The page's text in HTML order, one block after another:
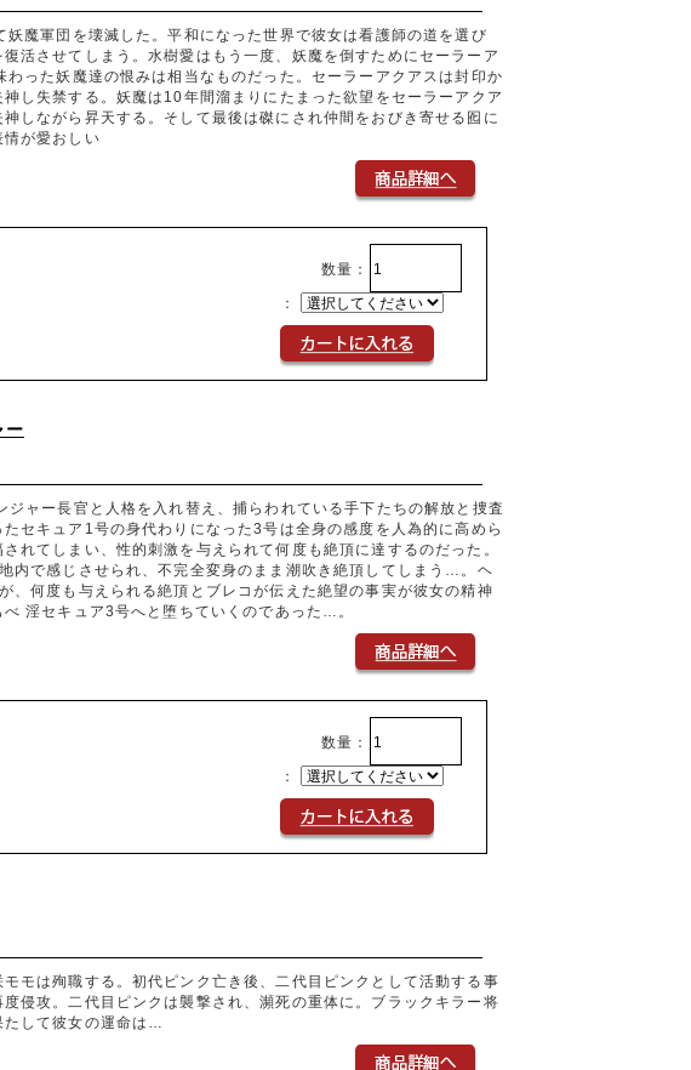
魔軍団を壊滅した。平和になった世界で彼女は看護師の道を選び
活させてしまう。水樹愛はもう一度、妖魔を倒すためにセーラーア
った妖魔達の恨みは相当なものだった。セーラーアクアスは封印か
し失禁する。妖魔は10年間溜まりにたまった欲望をセーラーアクア
しながら昇天する。そして最後は磔にされ仲間をおびき寄せる囮に
が愛おしい
数量：
：
ー
ャー長官と人格を入れ替え、捕らわれている手下たちの解放と捜査
セキュア1号の身代わりになった3号は全身の感度を人為的に高めら
れてしまい、性的刺激を与えられて何度も絶頂に達するのだった。
内で感じさせられ、不完全変身のまま潮吹き絶頂してしまう…。ヘ
、何度も与えられる絶頂とブレコが伝えた絶望の事実が彼女の精神
淫セキュア3号へと堕ちていくのであった…。
数量：
：
モは殉職する。初代ピンク亡き後、二代目ピンクとして活動する事
侵攻。二代目ピンクは襲撃され、瀕死の重体に。ブラックキラー将
して彼女の運命は…